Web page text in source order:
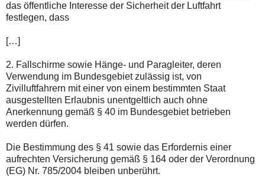
das öffentliche Interesse der Sicherheit der Luftfahrt
festlegen, dass
[…]
2. Fallschirme sowie Hänge- und Paragleiter, deren
Verwendung im Bundesgebiet zulässig ist, von
Zivilluftfahrern mit einer von einem bestimmten Staat
ausgestellten Erlaubnis unentgeltlich auch ohne
Anerkennung gemäß § 40 im Bundesgebiet betrieben
werden dürfen.
Die Bestimmung des § 41 sowie das Erfordernis einer
aufrechten Versicherung gemäß § 164 oder der Verordnung
(EG) Nr. 785/2004 bleiben unberührt.